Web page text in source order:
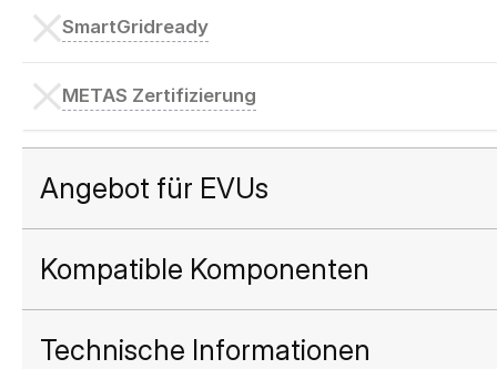
SmartGridready
METAS Zertifizierung
Angebot für EVUs
Kompatible Komponenten
Technische Informationen